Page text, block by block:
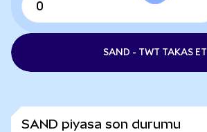
SAND - TWT TAKAS ET
SAND piyasa son durumu